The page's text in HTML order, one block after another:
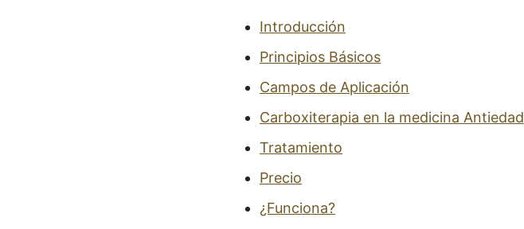
Introducción
Principios Básicos
Campos de Aplicación
Carboxiterapia en la medicina Antiedad
Tratamiento
Precio
¿Funciona?